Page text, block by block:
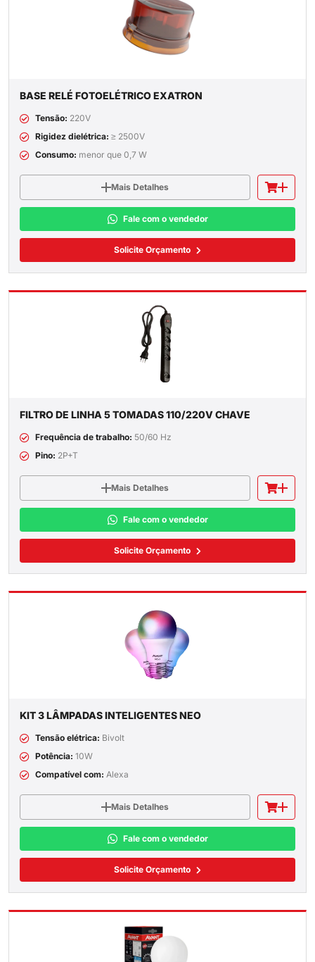
BASE RELÉ FOTOELÉTRICO EXATRON
Tensão: 220V
Rigidez dielétrica: ≥ 2500V
Consumo: menor que 0,7 W
Mais Detalhes
Fale com o vendedor
Solicite Orçamento
FILTRO DE LINHA 5 TOMADAS 110/220V CHAVE
Frequência de trabalho: 50/60 Hz
Pino: 2P+T
Mais Detalhes
Fale com o vendedor
Solicite Orçamento
KIT 3 LÂMPADAS INTELIGENTES NEO
Tensão elétrica: Bivolt
Potência: 10W
Compatível com: Alexa
Mais Detalhes
Fale com o vendedor
Solicite Orçamento